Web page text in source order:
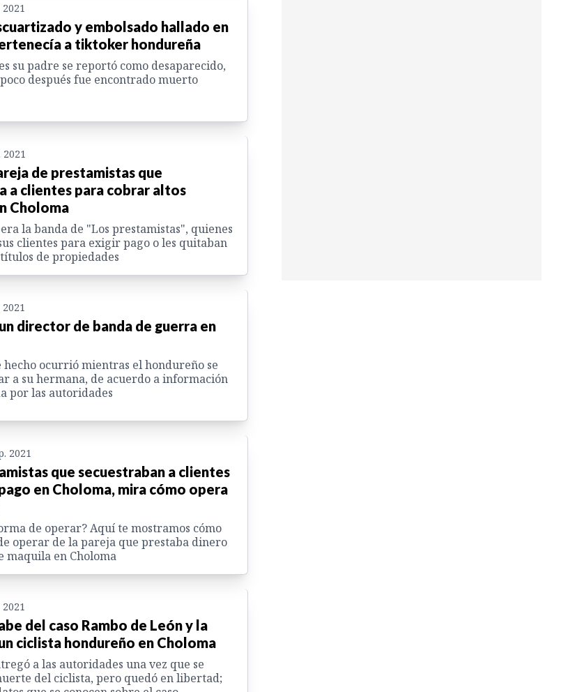
y embolsado hallado en
a tiktoker hondureña
su padre se reportó como desaparecido,
después fue encontrado muerto
2021
de prestamistas que
a clientes para cobrar altos
Choloma
la banda de "Los prestamistas", quienes
clientes para exigir pago o les quitaban
de propiedades
director de banda de guerra en
ocurrió mientras el hondureño se
a su hermana, de acuerdo a información
por las autoridades
2021
que secuestraban a clientes
en Choloma, mira cómo opera
de operar? Aquí te mostramos cómo
operar de la pareja que prestaba dinero
maquila en Choloma
del caso Rambo de León y la
ciclista hondureño en Choloma
a las autoridades una vez que se
del ciclista, pero quedó en libertad;